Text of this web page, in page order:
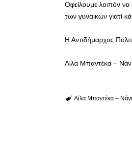
Οφείλουμε λοιπόν να
των γυναικών γιατί
Η Αντιδήμαρχος
Λίλα Μπαντέκα –
Λίλα Μπαντέκα –